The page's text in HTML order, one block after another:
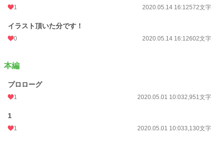
本当に嬉しいです！ありがとうございます！
2020.5.14 番外編『兄さん開発日記』百歌（弟）Sideを追加しました。
2020.6.4 番外編『ごっこ遊び』を追加しました。
小説
BL
1 2020.05.14 16:12572文字
イラスト頂いた分です！
0 2020.05.14 16:12602文字
本編
プロローグ
1 2020.05.01 10:032,951文字
1
1 2020.05.01 10:033,130文字